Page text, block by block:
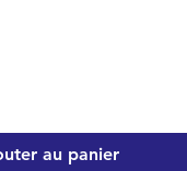
au panier